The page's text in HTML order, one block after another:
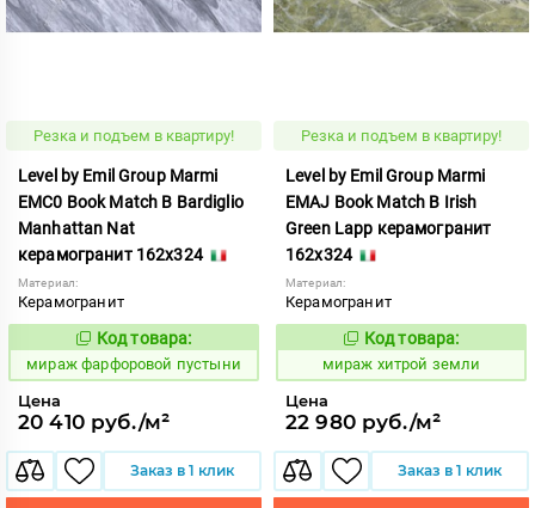
Резка и подъем в квартиру!
Level by Emil Group Marmi
EMC0 Book Match B Bardiglio
Manhattan Nat
керамогранит 162x324
Материал:
Керамогранит
998325
Код товара:
мираж фарфоровой пустыни
Цена
20 410 руб./м²
Заказ в 1 клик
Резка и подъем в квартиру!
Level by Emil Group Marmi
EMAJ Book Match B Irish
Green Lapp керамогранит
162x324
Материал:
Керамогранит
998405
Код товара:
мираж хитрой земли
Цена
22 980 руб./м²
Заказ в 1 клик